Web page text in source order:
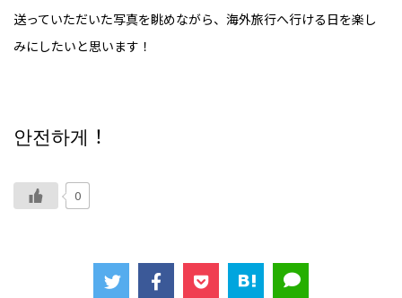
送っていただいた写真を眺めながら、海外旅行へ行ける日を楽し
みにしたいと思います！
안전하게！
0